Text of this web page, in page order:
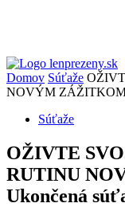
Domov Súťaže
NOVÝM
Súťaže
OŽIVTE
RUTINU
Ukončená